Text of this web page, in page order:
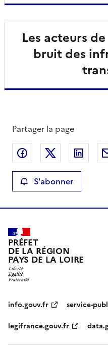
Les acteurs
bruit des
Partager la page
Partager surPartager sur
S'abonner
PRÉFET
DE LA RÉGION
PAYS DE LA LOIRE
info.gouv.fr
service-
legifrance.gouv.fr